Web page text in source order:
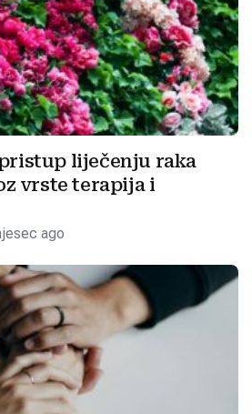
liječenju raka
vrste terapija i
ago